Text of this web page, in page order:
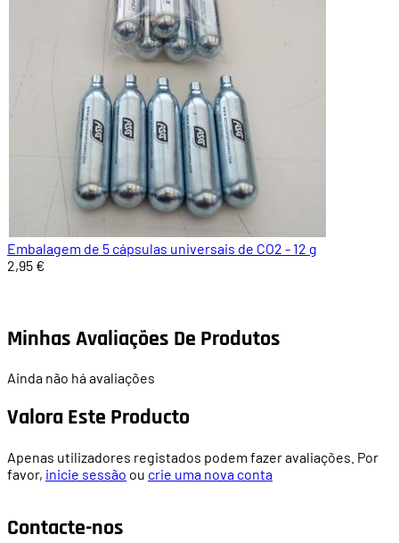
Embalagem de 5 cápsulas universais de CO2 - 12 g
2,95 €
Minhas Avaliações De Produtos
Ainda não há avaliações
Valora Este Producto
Apenas utilizadores registados podem fazer avaliações. Por
favor, inicie sessão ou crie uma nova conta
Contacte-nos